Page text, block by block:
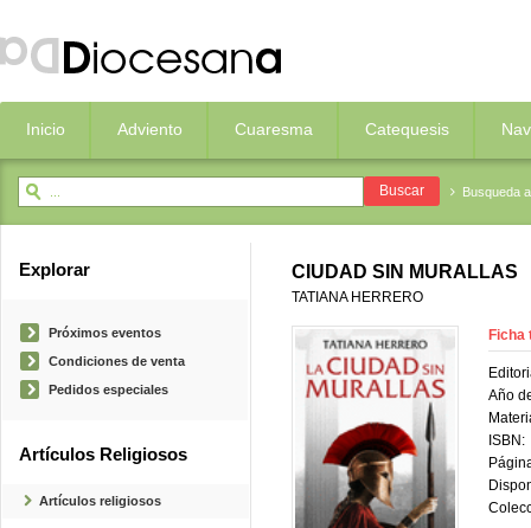
Inicio Adviento Cuaresma Catequesis
Busqueda
Explorar
Próximos eventos
Condiciones de venta
Pedidos especiales
Artículos Religiosos
Artículos religiosos
CIUDAD SIN MURALLAS
TATIANA HERRERO
Ficha
Año
ISBN: